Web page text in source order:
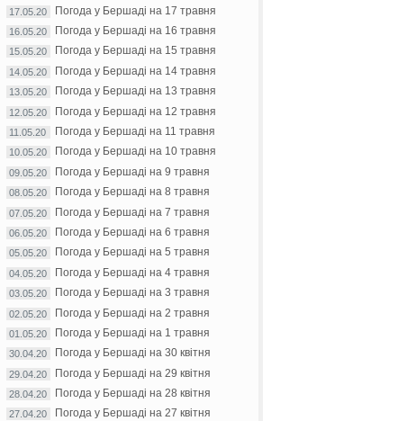
17.05.20 Погода у Бершаді на 17 травня
16.05.20 Погода у Бершаді на 16 травня
15.05.20 Погода у Бершаді на 15 травня
14.05.20 Погода у Бершаді на 14 травня
13.05.20 Погода у Бершаді на 13 травня
12.05.20 Погода у Бершаді на 12 травня
11.05.20 Погода у Бершаді на 11 травня
10.05.20 Погода у Бершаді на 10 травня
09.05.20 Погода у Бершаді на 9 травня
08.05.20 Погода у Бершаді на 8 травня
07.05.20 Погода у Бершаді на 7 травня
06.05.20 Погода у Бершаді на 6 травня
05.05.20 Погода у Бершаді на 5 травня
04.05.20 Погода у Бершаді на 4 травня
03.05.20 Погода у Бершаді на 3 травня
02.05.20 Погода у Бершаді на 2 травня
01.05.20 Погода у Бершаді на 1 травня
30.04.20 Погода у Бершаді на 30 квітня
29.04.20 Погода у Бершаді на 29 квітня
28.04.20 Погода у Бершаді на 28 квітня
27.04.20 Погода у Бершаді на 27 квітня